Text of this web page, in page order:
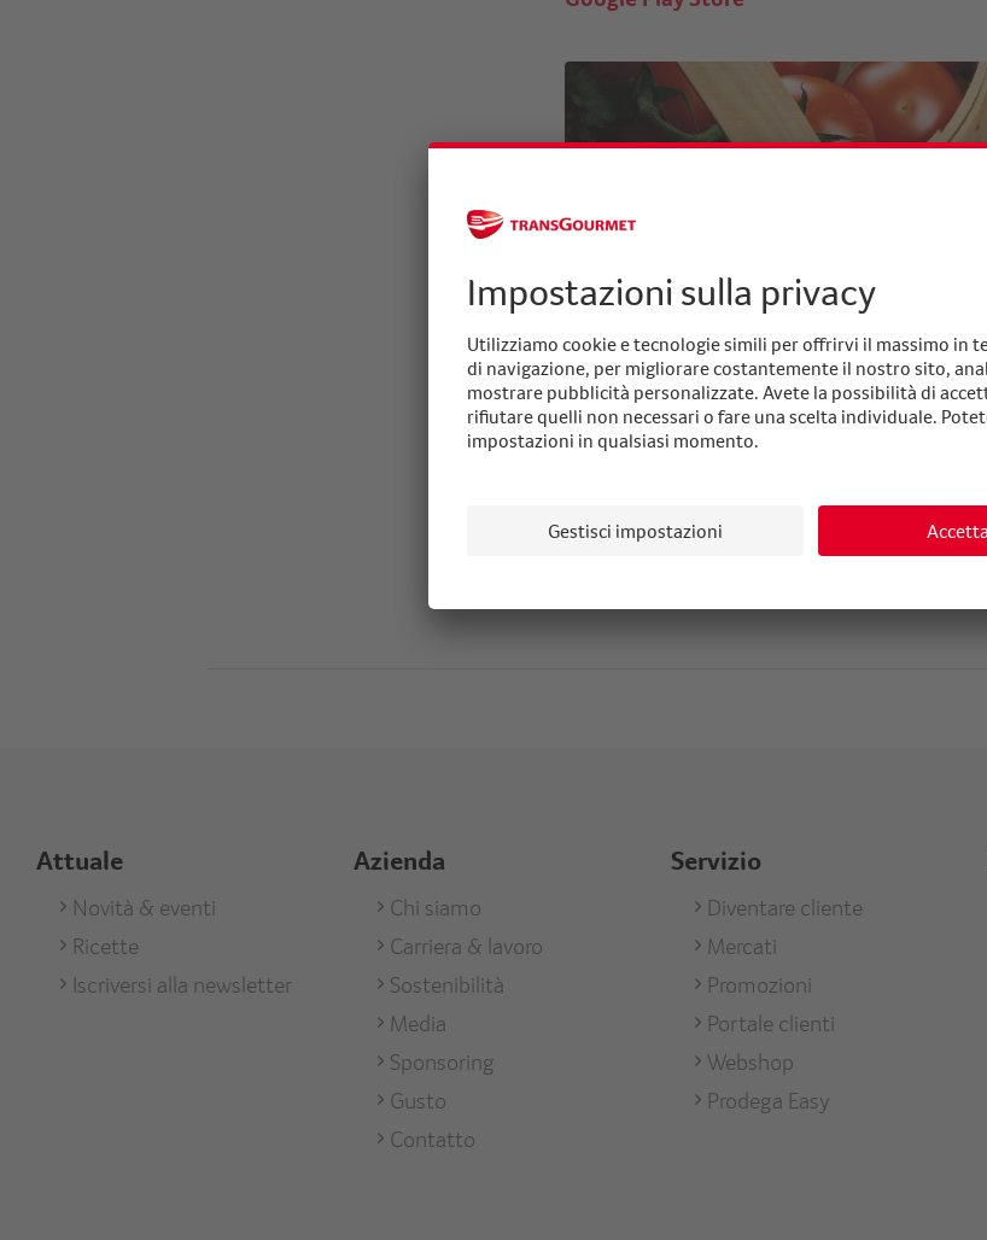
Attuale
Footer
Aktuell
Novità & eventi
Ricette
Iscriversi alla newsletter
Azienda
Footer
Unternehmen
Chi siamo
Carriera & lavoro
Sostenibilità
Media
Sponsoring
Gusto
Contatto
Servizio
Footer
Services
Diventare cliente
Mercati
Promozioni
Portale clienti
Webshop
Prodega Easy